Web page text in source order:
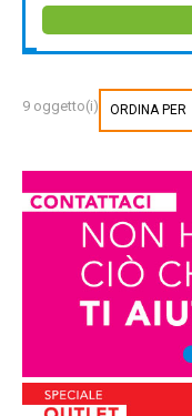
9 oggetto(i) ORDINA PER